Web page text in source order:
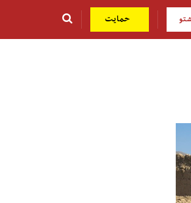
حمایت